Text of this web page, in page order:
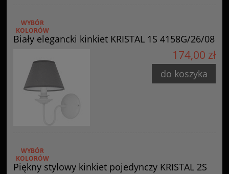
Biały elegancki kinkiet KRISTAL 1S 4158G/26/08
WYBÓR
KOLORÓW
174,00 zł
do koszyka
Piękny stylowy kinkiet pojedynczy KRISTAL 2S
WYBÓR
KOLORÓW